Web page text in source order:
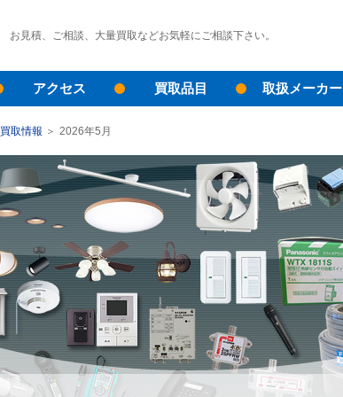
お見積、ご相談、大量買取などお気軽にご相談下さい。
アクセス 買取品目 取扱メーカー
買取情報 2026年5月